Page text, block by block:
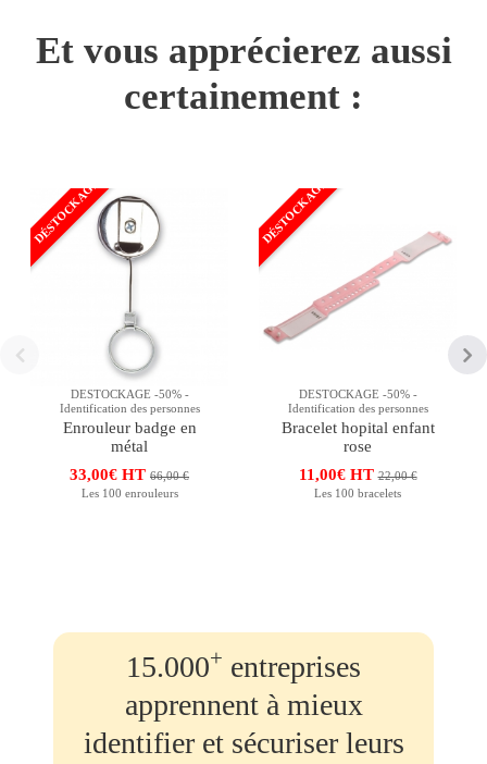
Et vous apprécierez aussi
certainement :
DÉSTOCKAGE
DESTOCKAGE -50% -
Identification des personnes
Enrouleur badge en
métal
33,00€ HT 66,00 €
Les 100 enrouleurs
DÉSTOCKAGE
DESTOCKAGE -50% -
Identification des personnes
Bracelet hopital enfant
rose
11,00€ HT22,00 €
Les 100 bracelets
15.000+ entreprises
apprennent à mieux
identifier et sécuriser leurs